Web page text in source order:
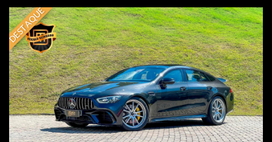
DESTAQUE